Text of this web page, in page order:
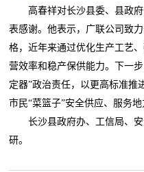
高春祥对长沙县委、县政
表感谢。他表示，广联公司致
格，近年来通过优化生产工艺
营效率和稳产保供能力。下一
定器”政治责任，以更高标准推
市民“菜篮子”安全供应、服务
长沙县政府办、工信局、
研。